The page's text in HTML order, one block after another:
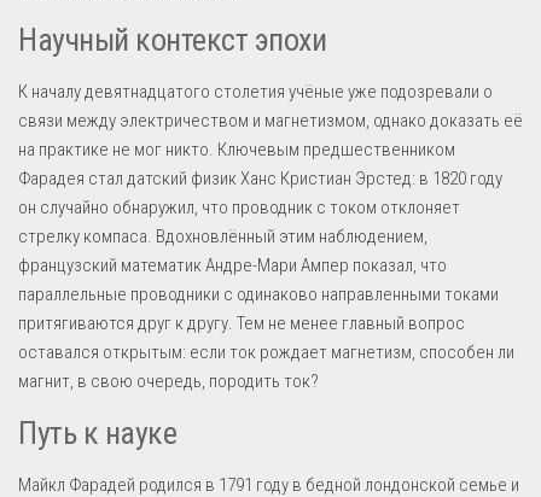
Научный контекст эпохи
К началу девятнадцатого столетия учёные уже подозревали о
связи между электричеством и магнетизмом, однако доказать её
на практике не мог никто. Ключевым предшественником
Фарадея стал датский физик Ханс Кристиан Эрстед: в 1820 году
он случайно обнаружил, что проводник с током отклоняет
стрелку компаса. Вдохновлённый этим наблюдением,
французский математик Андре-Мари Ампер показал, что
параллельные проводники с одинаково направленными токами
притягиваются друг к другу. Тем не менее главный вопрос
оставался открытым: если ток рождает магнетизм, способен ли
магнит, в свою очередь, породить ток?
Путь к науке
Майкл Фарадей родился в 1791 году в бедной лондонской семье и